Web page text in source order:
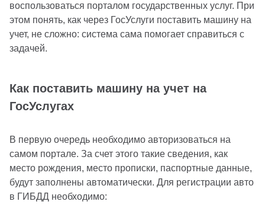
воспользоваться порталом государственных услуг. При
этом понять, как через ГосУслуги поставить машину на
учет, не сложно: система сама помогает справиться с
задачей.
Как поставить машину на учет на
ГосУслугах
В первую очередь необходимо авторизоваться на
самом портале. За счет этого такие сведения, как
место рождения, место прописки, паспортные данные,
будут заполнены автоматически. Для регистрации авто
в ГИБДД необходимо: